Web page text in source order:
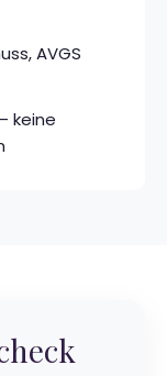
AVGS
keine